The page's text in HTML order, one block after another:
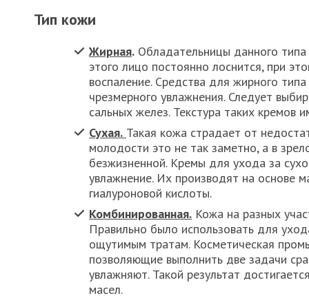
Тип кожи
Жирная. Обладательницы данного
этого лицо постоянно лоснится, при
воспаление. Средства для жирного
чрезмерного увлажнения. Следует
сальных желез. Текстура таких кремов
Сухая. Такая кожа страдает от
молодости это не так заметно, а в
безжизненной. Кремы для ухода за
увлажнение. Их производят на основе
гиалуроновой кислоты.
Комбинированная. Кожа на разных
Правильно было использовать для
ощутимым тратам. Косметическая
позволяющие выполнить две задачи
увлажняют. Такой результат
масел.